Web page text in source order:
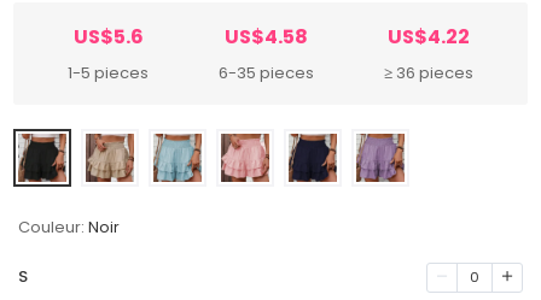
US$5.6
1-5 pieces
US$4.58
6-35 pieces
US$4.22
≥ 36 pieces
Couleur: Noir
S 0